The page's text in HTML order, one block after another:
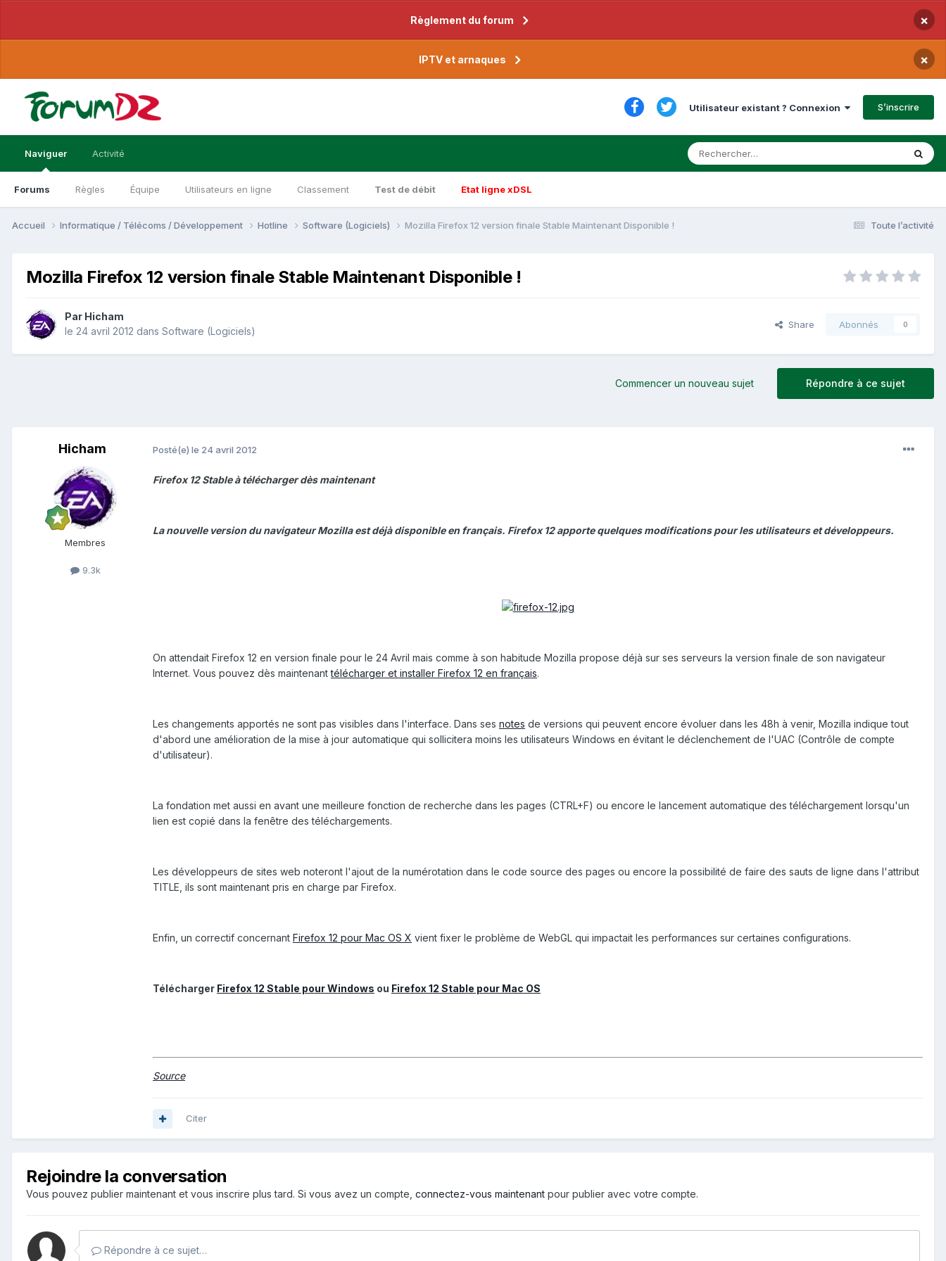
Règlement du forum ×
IPTV et arnaques ×
Utilisateur existant ? Connexion S’inscrire
Naviguer
Forums Règles Équipe Utilisateurs en ligne Classement Test de débit Etat ligne xDSL
Activité
Toute l’activité
Accueil Informatique / Télécoms / Développement Hotline Software (Logiciels) Mozilla Firefox 12 version finale Stable Maintenant Disponible !
Mozilla Firefox 12 version finale Stable Maintenant Disponible !
Par Hicham
le 24 avril 2012 dans Software (Logiciels)
Share Abonnés 0
Répondre à ce sujet
Commencer un nouveau sujet
Hicham
Membres
9.3k
Posté(e) le 24 avril 2012
Firefox 12 Stable à télécharger dès maintenant
La nouvelle version du navigateur Mozilla est déjà disponible en français. Firefox 12 apporte quelques modifications pour les utilisateurs et développeurs.
On attendait Firefox 12 en version finale pour le 24 Avril mais comme à son habitude Mozilla propose déjà sur ses serveurs la version finale de son navigateur
Internet. Vous pouvez dès maintenanttélécharger et installer Firefox 12 en français.
Les changements apportés ne sont pas visibles dans l'interface. Dans ses notes de versions qui peuvent encore évoluer dans les 48h à venir, Mozilla indique tout
d'abord une amélioration de la mise à jour automatique qui sollicitera moins les utilisateurs Windows en évitant le déclenchement de l'UAC (Contrôle de compte
d'utilisateur).
La fondation met aussi en avant une meilleure fonction de recherche dans les pages (CTRL+F) ou encore le lancement automatique des téléchargement lorsqu'un
lien est copié dans la fenêtre des téléchargements.
Les développeurs de sites web noteront l'ajout de la numérotation dans le code source des pages ou encore la possibilité de faire des sauts de ligne dans l'attribut
TITLE, ils sont maintenant pris en charge par Firefox.
Enfin, un correctif concernant Firefox 12 pour Mac OS X vient fixer le problème de WebGL qui impactait les performances sur certaines configurations.
Télécharger Firefox 12 Stable pour Windows ou Firefox 12 Stable pour Mac OS
Source
Citer
Rejoindre la conversation
Vous pouvez publier maintenant et vous inscrire plus tard. Si vous avez un compte, connectez-vous maintenant pour publier avec votre compte.
Répondre à ce sujet…